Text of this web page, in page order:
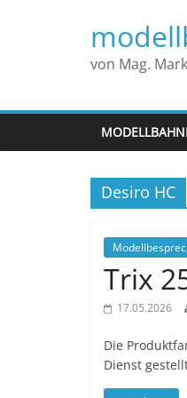
von Mag.
Desiro HC
Trix
17.05.2026
Die
Dienst